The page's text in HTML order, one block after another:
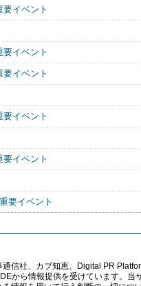
イベント
イベント
イベント
イベント
イベント
要イベント
通信社、カブ知恵、Digital PR
から情報提供を受けています。